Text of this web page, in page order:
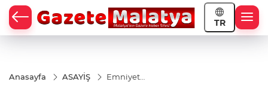
TR
Anasayfa ASAYİŞ
Emniyet